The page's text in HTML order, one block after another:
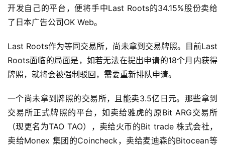
开发自己的平台，便将手中Last Roots的34.15%股份卖给
了日本广告公司OK Web。
Last Roots作为等同交易所，尚未拿到交易牌照。目前Last
Roots面临的局面是，如若无法在提出申请的18个月内获得
牌照，就将会被强制驳回，需要重新排队申请。
一个尚未拿到牌照的交易所，且能卖3.5亿日元。那些拿到
交易所正式牌照的平台，如卖给雅虎的原Bit ARG交易所
（现更名为TAO TAO），卖给火币的Bit trade 株式会社，
卖给Monex 集团的Coincheck，卖给麦迪森的Bitocean等